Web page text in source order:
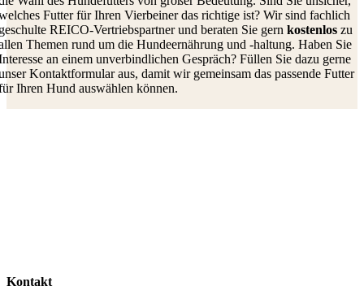
Futter für Ihren Vierbeinerdas richtige ist? Wir sind fachlich
REICO-Vertriebspartnerund beraten Sie gern kostenlos zu
Themen rund um die Hundeernährung und -haltung. Haben Sie
an einem unverbindlichen Gespräch? Füllen Sie dazu gerne
Kontaktformular aus, damit wir gemeinsam das passende Futter
Ihren Hund auswählen können.
Kontakt